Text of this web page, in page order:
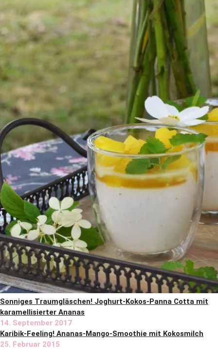
Sonniges Traumgläschen! Joghurt-Kokos-Panna Cotta mit
karamellisierter Ananas
14. September 2017
Karibik-Feeling! Ananas-Mango-Smoothie mit Kokosmilch
25. Februar 2015